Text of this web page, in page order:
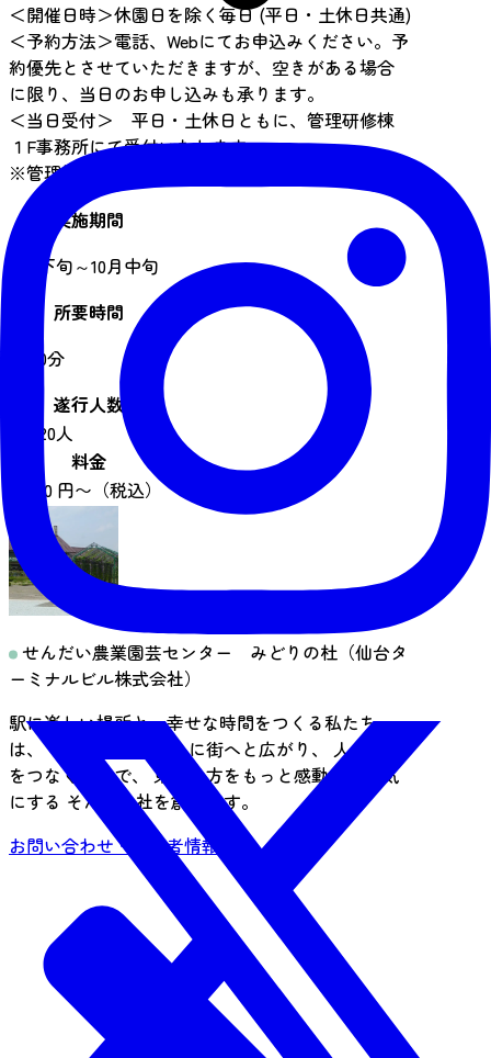
＜開催日時＞休園日を除く毎日 (平日・土休日共通)
＜予約方法＞電話、Webにてお申込みください。予
約優先とさせていただきますが、空きがある場合
に限り、当日のお申し込みも承ります。
＜当日受付＞ 平日・土休日ともに、管理研修棟
１F事務所にて受付いたします。
※管理棟1階みどりの杜カフェ前の事務所です。
実施期間
8月下旬～10月中旬
所要時間
約30分
遂行人数
1 ~ 20人
料金
2,000 円〜（税込）
せんだい農業園芸センター みどりの杜（仙台タ
ーミナルビル株式会社）
駅に楽しい場所と、幸せな時間をつくる私たち
は、 これを極め、さらに街へと広がり、 人と地域
をつなぐことで、 東北地方をもっと感動的で元気
にする そんな会社を創ります。
お問い合わせ・事業者情報